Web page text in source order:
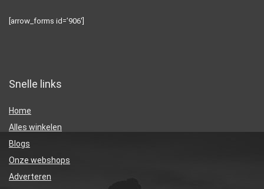
[arrow_forms id=’906′]
Snelle links
Home
Alles winkelen
Blogs
Onze webshops
Adverteren